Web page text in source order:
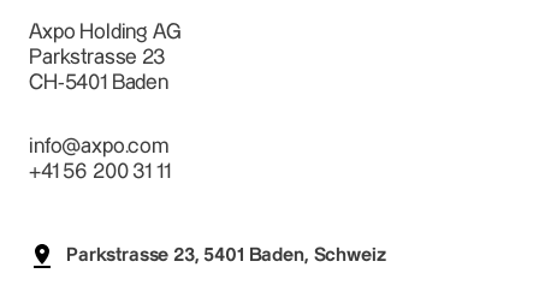
Axpo Holding AG
Parkstrasse 23
CH-5401 Baden
info@axpo.com
+41 56 200 31 11
Parkstrasse 23, 5401 Baden, Schweiz